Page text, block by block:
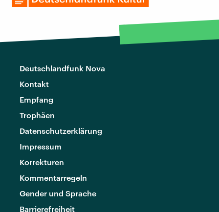
Deutschlandfunk Nova
Kontakt
Empfang
Trophäen
Datenschutzerklärung
Impressum
Korrekturen
Kommentarregeln
Gender und Sprache
Barrierefreiheit